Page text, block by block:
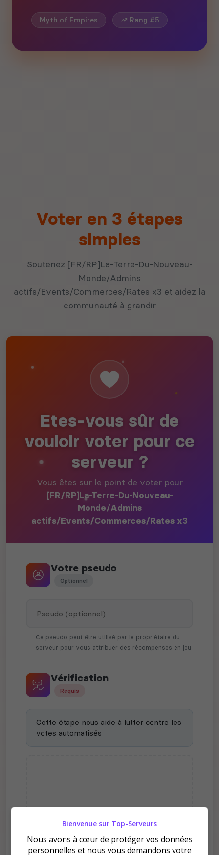
Myth of Empires Rang #5
Voter en 3 étapes
simples
Soutenez [FR/RP]La-Terre-Du-Nouveau-
Monde/Admins
actifs/Events/Commerces/Rates x3 et aidez la
communauté à grandir
Etes-vous sûr de
vouloir voter pour ce
serveur ?
Vous êtes sur le point de voter pour
[FR/RP]La-Terre-Du-Nouveau-
Monde/Admins
actifs/Events/Commerces/Rates x3
Votre pseudo
Optionnel
Ce pseudo peut être utilisé par le propriétaire du
serveur pour vous attribuer des récompenses en jeu
Vérification
Requis
Cette étape nous aide à lutter contre les
votes automatisés
Pourquoi voter pour
[FR/RP]La-Terre-Du-
Bienvenue sur Top-Serveurs
Nous avons à cœur de protéger vos données
personnelles et nous vous demandons votre